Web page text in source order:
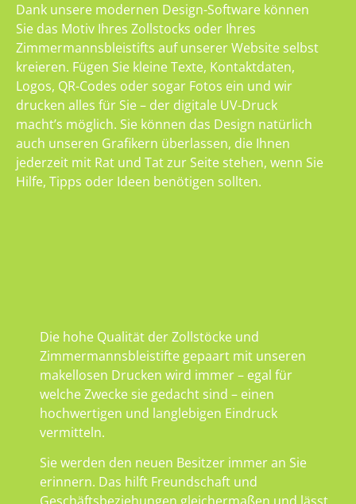
Dank unsere modernen Design-Software können
Sie das Motiv Ihres Zollstocks oder Ihres
Zimmermannsbleistifts auf unserer Website selbst
kreieren. Fügen Sie kleine Texte, Kontaktdaten,
Logos, QR-Codes oder sogar Fotos ein und wir
drucken alles für Sie – der digitale UV-Druck
macht’s möglich. Sie können das Design natürlich
auch unseren Grafikern überlassen, die Ihnen
jederzeit mit Rat und Tat zur Seite stehen, wenn Sie
Hilfe, Tipps oder Ideen benötigen sollten.
Die hohe Qualität der Zollstöcke und
Zimmermannsbleistifte gepaart mit unseren
makellosen Drucken wird immer – egal für
welche Zwecke sie gedacht sind – einen
hochwertigen und langlebigen Eindruck
vermitteln.
Sie werden den neuen Besitzer immer an Sie
erinnern. Das hilft Freundschaft und